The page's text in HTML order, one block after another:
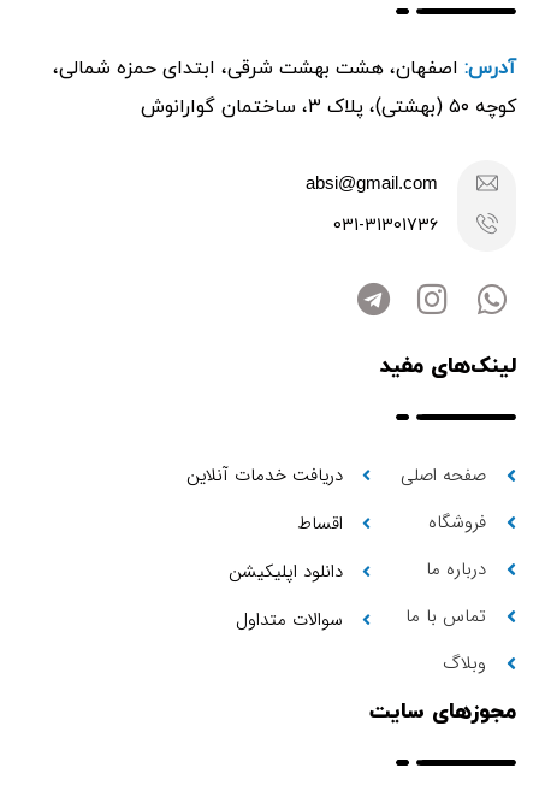
آدرس: اصفهان، هشت بهشت شرقی، ابتدای حمزه شمالی،
کوچه ۵۰ (بهشتی)، پلاک ۳، ساختمان گوارانوش
absi@gmail.com
031-31301736
لینک‌های مفید
صفحه اصلی
فروشگاه
درباره ما
تماس با ما
وبلاگ
دریافت خدمات آنلاین
اقساط
دانلود اپلیکیشن
سوالات متداول
مجوزهای سایت